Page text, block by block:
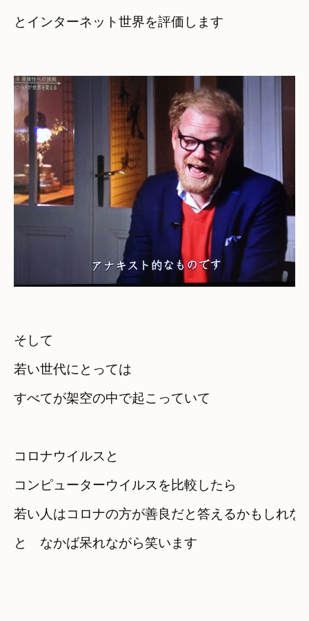
とインターネット世界を評価します
そして
若い世代にとっては
すべてが架空の中で起こっていて
コロナウイルスと
コンピューターウイルスを比較したら
若い人はコロナの方が善良だと答えるかもしれな
と　なかば呆れながら笑います